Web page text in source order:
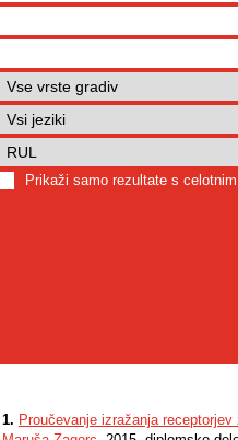
Prikaži samo rezultate s
1. Proučevanje izražanja